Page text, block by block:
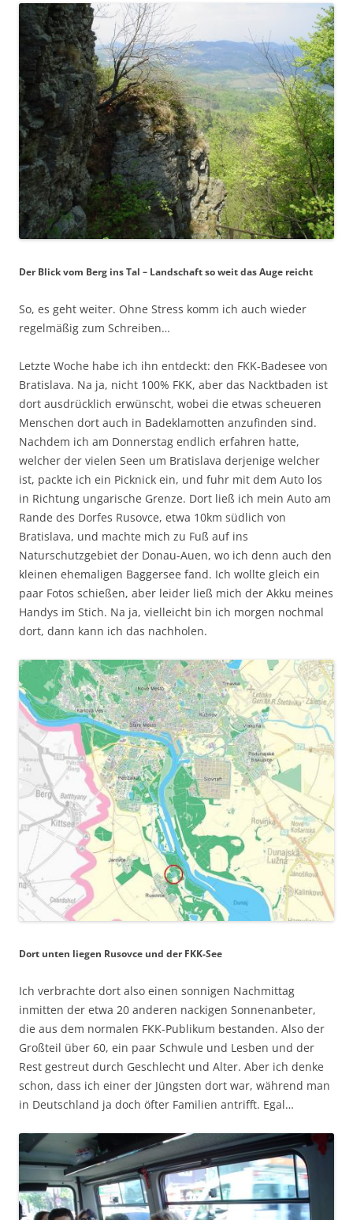
Der Blick vom Berg ins Tal – Landschaft so weit das Auge reicht
So, es geht weiter. Ohne Stress komm ich auch wieder
regelmäßig zum Schreiben…
Letzte Woche habe ich ihn entdeckt: den FKK-Badesee von
Bratislava. Na ja, nicht 100% FKK, aber das Nacktbaden ist
dort ausdrücklich erwünscht, wobei die etwas scheueren
Menschen dort auch in Badeklamotten anzufinden sind.
Nachdem ich am Donnerstag endlich erfahren hatte,
welcher der vielen Seen um Bratislava derjenige welcher
ist, packte ich ein Picknick ein, und fuhr mit dem Auto los
in Richtung ungarische Grenze. Dort ließ ich mein Auto am
Rande des Dorfes Rusovce, etwa 10km südlich von
Bratislava, und machte mich zu Fuß auf ins
Naturschutzgebiet der Donau-Auen, wo ich denn auch den
kleinen ehemaligen Baggersee fand. Ich wollte gleich ein
paar Fotos schießen, aber leider ließ mich der Akku meines
Handys im Stich. Na ja, vielleicht bin ich morgen nochmal
dort, dann kann ich das nachholen.
Dort unten liegen Rusovce und der FKK-See
Ich verbrachte dort also einen sonnigen Nachmittag
inmitten der etwa 20 anderen nackigen Sonnenanbeter,
die aus dem normalen FKK-Publikum bestanden. Also der
Großteil über 60, ein paar Schwule und Lesben und der
Rest gestreut durch Geschlecht und Alter. Aber ich denke
schon, dass ich einer der Jüngsten dort war, während man
in Deutschland ja doch öfter Familien antrifft. Egal…